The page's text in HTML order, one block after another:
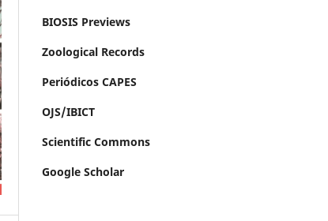
BIOSIS Previews
Zoological Records
Periódicos CAPES
OJS/IBICT
Scientific Commons
Google Scholar